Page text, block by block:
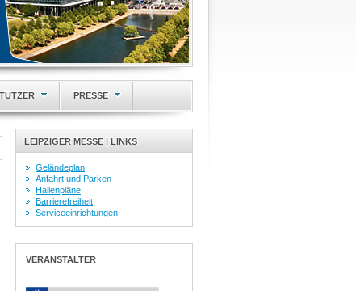
PRESSE
LEIPZIGER MESSE | LINKS
Geländeplan
Anfahrt und Parken
Hallenpläne
Barrierefreiheit
Serviceeinrichtungen
VERANSTALTER